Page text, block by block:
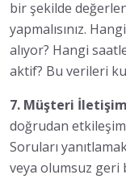
bir şekilde
yapmalısınız.
alıyor? Hangi
aktif? Bu verileri
7. Müşteri
doğrudan
Soruları
veya olumsuz